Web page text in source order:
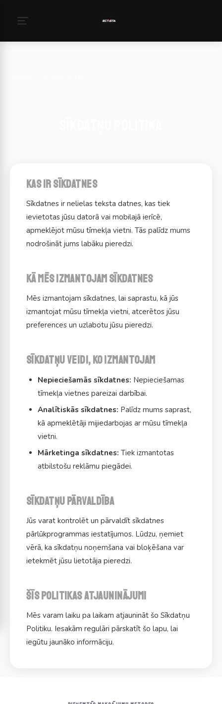
Kas ir sīkdatnes
Sīkdatnes ir nelielas teksta datnes, kas tiek
ievietotas jūsu datorā vai mobilajā ierīcē,
apmeklējot mūsu tīmekļa vietni. Tās palīdz mums
nodrošināt jums labāku pieredzi.
Kā mēs izmantojam sīkdatnes
Mēs izmantojam sīkdatnes, lai saprastu, kā jūs
izmantojat mūsu tīmekļa vietni, atcerētos jūsu
preferences un uzlabotu jūsu pieredzi.
Sīkdatņu veidi, ko izmantojam
Nepieciešamās sīkdatnes: Nepieciešamas
tīmekļa vietnes pareizai darbībai.
Analītiskās sīkdatnes: Palīdz mums saprast,
kā apmeklētāji mijiedarbojas ar mūsu tīmekļa
vietni.
Mārketinga sīkdatnes: Tiek izmantotas
atbilstošu reklāmu piegādei.
Sīkdatņu pārvaldība
Jūs varat kontrolēt un pārvaldīt sīkdatnes
pārlūkprogrammas iestatījumos. Lūdzu, ņemiet
vērā, ka sīkdatņu noņemšana vai bloķēšana var
ietekmēt jūsu lietotāja pieredzi.
Šīs politikas atjauninājumi
Mēs varam laiku pa laikam atjaunināt šo Sīkdatņu
Politiku. Iesakām regulāri pārskatīt šo lapu, lai
iegūtu jaunāko informāciju.